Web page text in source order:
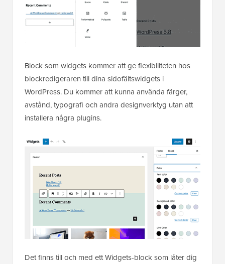
Block som widgets kommer att ge flexibiliteten hos
blockredigeraren till dina sidofältswidgets i
WordPress. Du kommer att kunna använda färger,
avstånd, typografi och andra designverktyg utan att
installera några plugins.
Det finns till och med ett Widgets-block som låter dig